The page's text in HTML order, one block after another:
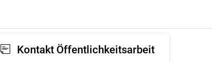
Kontakt Öffentlichkeitsarbeit